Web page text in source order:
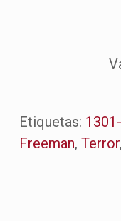
Etiquetas:
Freeman, Terror,